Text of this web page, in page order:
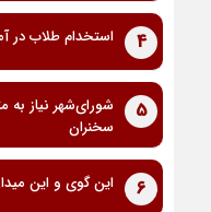
4 استخدام طلاب در
5
شورای‌شهر نیاز
سخنران
6 این گوی و این